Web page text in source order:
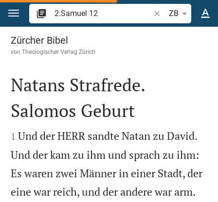
Zum Inhalt springen
Bibelstelle oder
ZB
2.Samuel 12
Zürcher Bibel
vonTheologischer Verlag Zürich

Natans Strafrede.
Salomos Geburt

1 Und der HERR sandte Natan zu David.
Und der kam zu ihm und sprach zu ihm:
Es waren zwei Männer in einer Stadt, der
eine war reich, und der andere war arm.